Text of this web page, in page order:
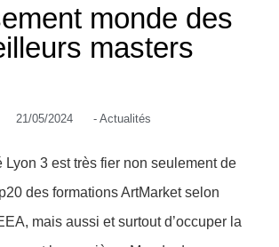
monde des
masters
21/05/2024 - Actualités
Lyon 3 est très fier non seulement de
des formations ArtMarket selon
mais aussi et surtout d’occuper la